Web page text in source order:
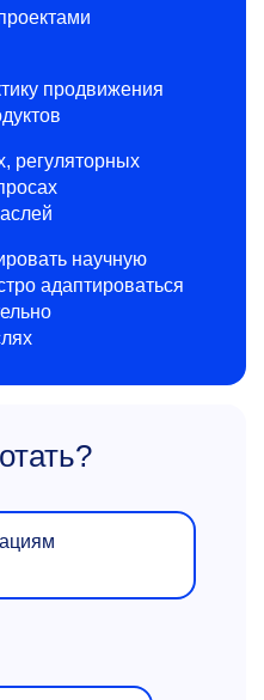
продвижения
регуляторных
научную
адаптироваться